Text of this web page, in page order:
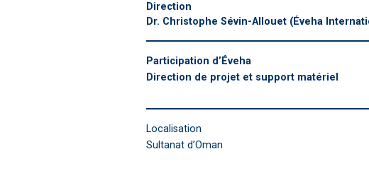
Direction
Dr. Christophe Sévin-Allouet (Éveha
Participation d’Éveha
Direction de projet et support matériel
Localisation
Sultanat d’Oman